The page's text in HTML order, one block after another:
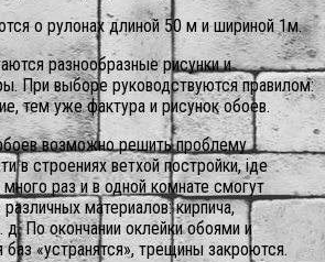
о рулонах длиной 50 м и шириной 1м.
разнообразные рисунки и
При выборе руководствуются правилом:
тем уже фактура и рисунок обоев.
возможно решить проблему
в строениях ветхой постройки, іде
раз и в одной комнате смогут
материалов: кирпича,
д. По окончании оклейки обоями и
баз «устранятся», трещины закроются.